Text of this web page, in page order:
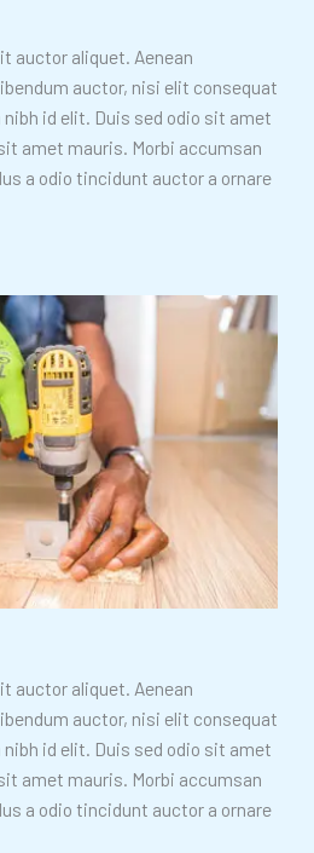
auctor aliquet. Aenean
auctor, nisi elit consequat
id elit. Duis sed odio sit amet
amet mauris. Morbi accumsan
a odio tincidunt auctor a ornare
auctor aliquet. Aenean
auctor, nisi elit consequat
id elit. Duis sed odio sit amet
amet mauris. Morbi accumsan
a odio tincidunt auctor a ornare